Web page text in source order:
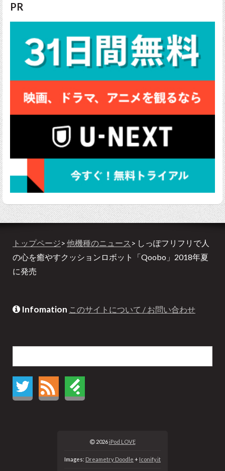
PR
トップページ> 他機種のニュース > しっぽフリフリで人
の心を癒やすクッションロボット「Qoobo」2018年夏
に発売
Infomation このサイトについて / お問い合わせ
2026iPod LOVE
Images: Dreametry Doodle + Iconify.it